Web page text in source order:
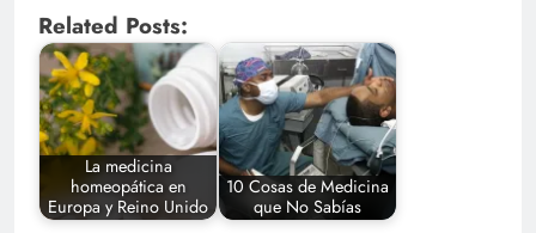
Related Posts:
La medicina
homeopática en
Europa y Reino Unido
10 Cosas de Medicina
que No Sabías